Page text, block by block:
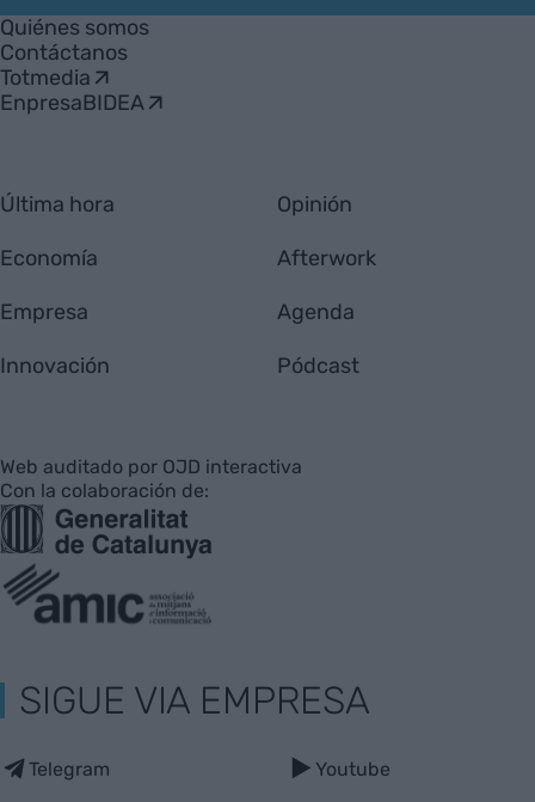
Empresa
Quiénes somos
Contáctanos
Totmedia
EnpresaBIDEA
Última hora
Economía
Empresa
Innovación
Opinión
Afterwork
Agenda
Pódcast
Web auditado por OJD interactiva
Con la colaboración de:
SIGUE VIA EMPRESA
Telegram Youtube